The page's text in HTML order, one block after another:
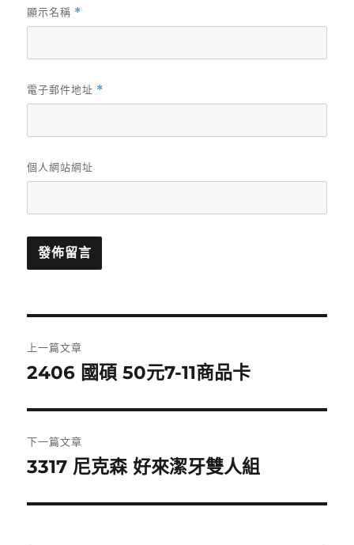
顯示名稱 *
電子郵件地址 *
個人網站網址
章
覽
上一篇文章
上
篇
文
章:
2406 國碩 50元7-11商品卡
下一篇文章
下
篇
3317 尼克森 好來潔牙雙人組